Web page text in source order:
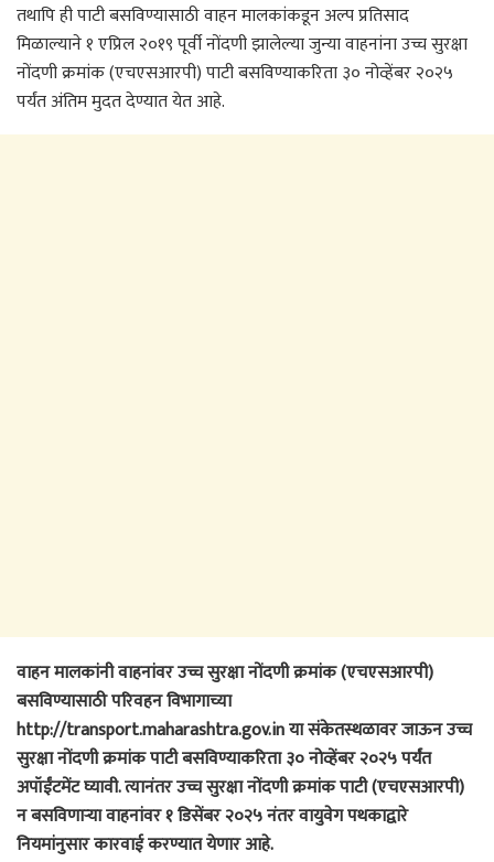
तथापि ही पाटी बसविण्यासाठी वाहन मालकांकडून अल्प प्रतिसाद
मिळाल्याने १ एप्रिल २०१९ पूर्वी नोंदणी झालेल्या जुन्या वाहनांना उच्च सुरक्षा
नोंदणी क्रमांक (एचएसआरपी) पाटी बसविण्याकरिता ३० नोव्हेंबर २०२५
पर्यंत अंतिम मुदत देण्यात येत आहे.
वाहन मालकांनी वाहनांवर उच्च सुरक्षा नोंदणी क्रमांक (एचएसआरपी)
बसविण्यासाठी परिवहन विभागाच्या
http://transport.maharashtra.gov.in या संकेतस्थळावर जाऊन उच्च
सुरक्षा नोंदणी क्रमांक पाटी बसविण्याकरिता ३० नोव्हेंबर २०२५ पर्यंत
अपॉईंटमेंट घ्यावी. त्यानंतर उच्च सुरक्षा नोंदणी क्रमांक पाटी (एचएसआरपी)
न बसविणाऱ्या वाहनांवर १ डिसेंबर २०२५ नंतर वायुवेग पथकाद्वारे
नियमांनुसार कारवाई करण्यात येणार आहे.